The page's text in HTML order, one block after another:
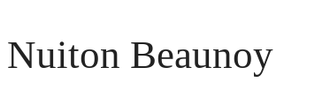
Nuiton Beaunoy